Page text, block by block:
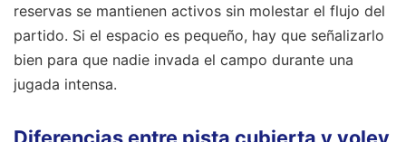
reservas se mantienen activos sin molestar el flujo del
partido. Si el espacio es pequeño, hay que señalizarlo
bien para que nadie invada el campo durante una
jugada intensa.